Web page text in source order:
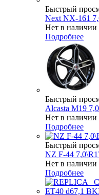
Быстрый
Next NX-161
Нет в наличии
Подробнее
Быстрый
Alcasta M19
Нет в наличии
Подробнее
Быстрый
NZ F-44
Нет в наличии
Подробнее